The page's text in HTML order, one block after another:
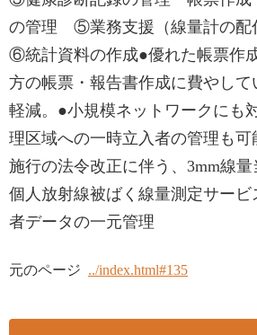
の管理 ⑤業務支援（線量計の配
⑥統計資料の作成●優れた帳票作
方の帳票・報告書作成に費やして
軽減。●小規模ネットワークにも
理区域への一時立入者の管理も可
施行の法令改正に伴う、3mm線
個人放射線被ばく線量測定サー
者データの一元管理
元のページ ../index.html#135